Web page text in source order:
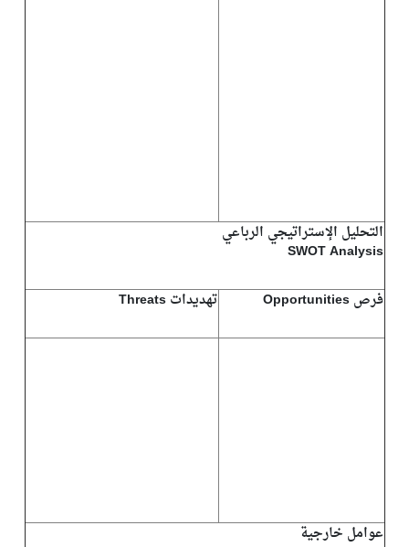
التحليل الإستراتيجي الرباعي
SWOT Analysis
فرص Opportunities
تهديدات Threats
عوامل خارجية